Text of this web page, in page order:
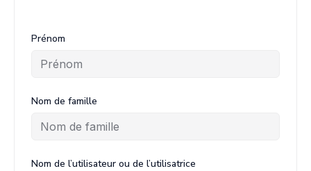
Prénom
Nom de famille
Nom de l’utilisateur ou de l’utilisatrice